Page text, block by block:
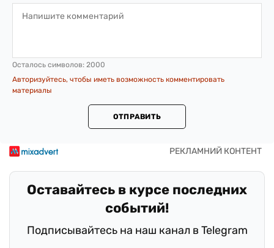
Осталось символов: 2000
Авторизуйтесь, чтобы иметь возможность комментировать
материалы
ОТПРАВИТЬ
Оставайтесь в курсе последних
событий!
Подписывайтесь на наш канал в Telegram